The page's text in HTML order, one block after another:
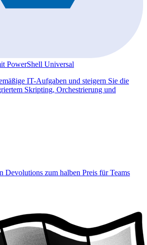
PowerShell Universal
IT-Aufgaben und steigern Sie die
Skripting, Orchestrierung und
Devolutions zum halben Preis für Teams